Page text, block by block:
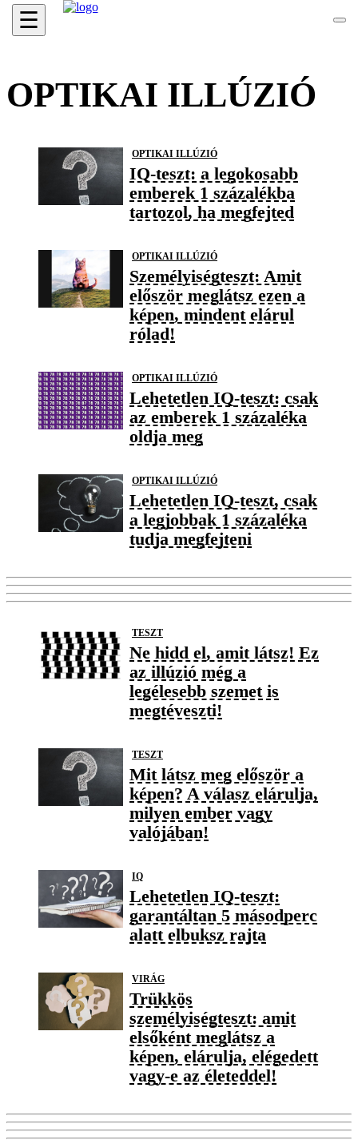
☰
OPTIKAI ILLÚZIÓ
OPTIKAI ILLÚZIÓ
IQ-teszt: a legokosabb
emberek 1 százalékba
tartozol, ha megfejted
OPTIKAI ILLÚZIÓ
Személyiségteszt: Amit
először meglátsz ezen a
képen, mindent elárul
rólad!
OPTIKAI ILLÚZIÓ
Lehetetlen IQ-teszt: csak
az emberek 1 százaléka
oldja meg
OPTIKAI ILLÚZIÓ
Lehetetlen IQ-teszt, csak
a legjobbak 1 százaléka
tudja megfejteni
TESZT
Ne hidd el, amit látsz! Ez
az illúzió még a
legélesebb szemet is
megtéveszti!
TESZT
Mit látsz meg először a
képen? A válasz elárulja,
milyen ember vagy
valójában!
IQ
Lehetetlen IQ-teszt:
garantáltan 5 másodperc
alatt elbuksz rajta
VIRÁG
Trükkös
személyiségteszt: amit
elsőként meglátsz a
képen, elárulja, elégedett
vagy-e az életeddel!